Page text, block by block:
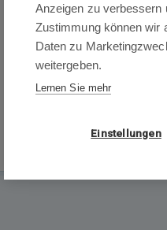
Anzeigen zu verbessern
Zustimmung können wir
Daten zu
weitergeben.
Lernen Sie mehr
Einstellungen